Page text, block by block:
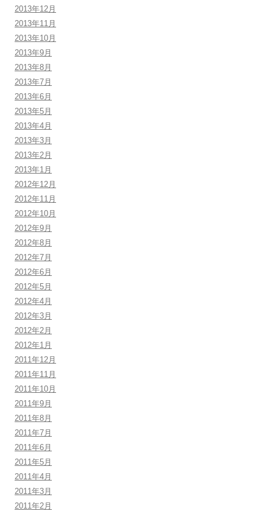
2013年12月
2013年11月
2013年10月
2013年9月
2013年8月
2013年7月
2013年6月
2013年5月
2013年4月
2013年3月
2013年2月
2013年1月
2012年12月
2012年11月
2012年10月
2012年9月
2012年8月
2012年7月
2012年6月
2012年5月
2012年4月
2012年3月
2012年2月
2012年1月
2011年12月
2011年11月
2011年10月
2011年9月
2011年8月
2011年7月
2011年6月
2011年5月
2011年4月
2011年3月
2011年2月